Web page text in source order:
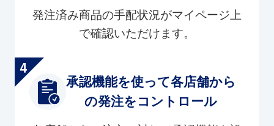
発注済み商品の手配状況がマイページ上
で確認いただけます。
承認機能を使って各店舗から
の発注をコントロール